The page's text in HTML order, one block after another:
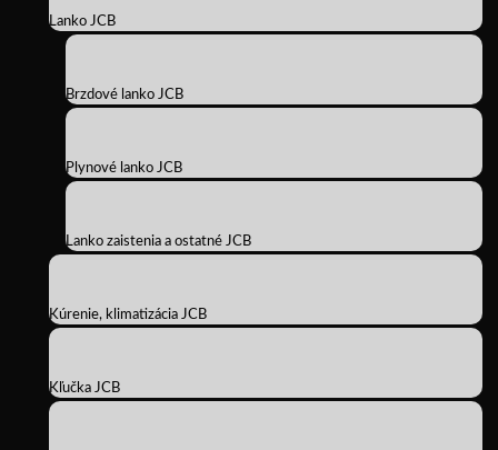
Lanko JCB
Brzdové lanko JCB
Plynové lanko JCB
Lanko zaistenia a ostatné JCB
Kúrenie, klimatizácia JCB
Kľučka JCB